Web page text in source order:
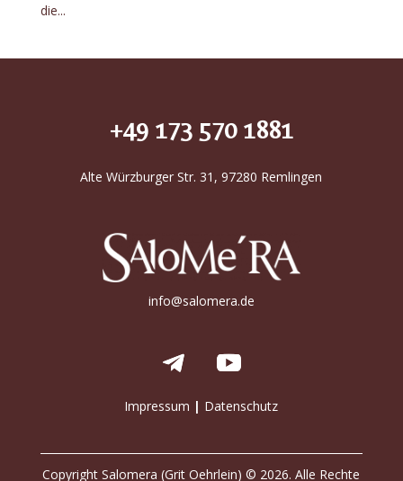
die...
+49 173 570 1881
Alte Würzburger Str. 31, 97280 Remlingen
info@salomera.de
Impressum | Datenschutz
Copyright Salomera (Grit Oehrlein) © 2026. Alle Rechte